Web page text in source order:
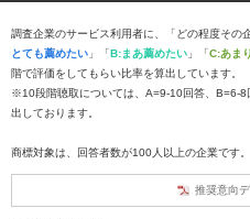
調査企業のサービス利用者に、「どの程度その
とても薦めたい 」「B:まあ薦めたい 」「C:あま
階で評価をしてもらい比率を算出しています。
※10段階聴取については、A=9-10回答、B=6-
出しております。
商標対象は、回答者数が100人以上の企業です。
推奨意向デ